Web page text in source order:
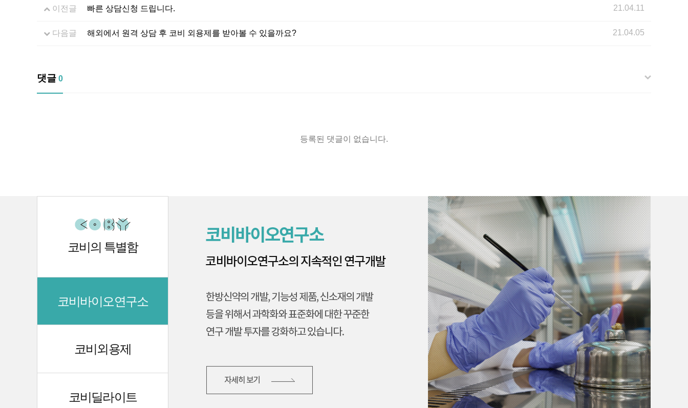
이전글 빠른 상담신청 드립니다. 21.04.11
다음글 해외에서 원격 상담 후 코비 외용제를 받아볼 수 있을까요? 21.04.05
댓글 0
등록된 댓글이 없습니다.
코비의 특별함
코비바이오연구소
코비외용제
코비딜라이트